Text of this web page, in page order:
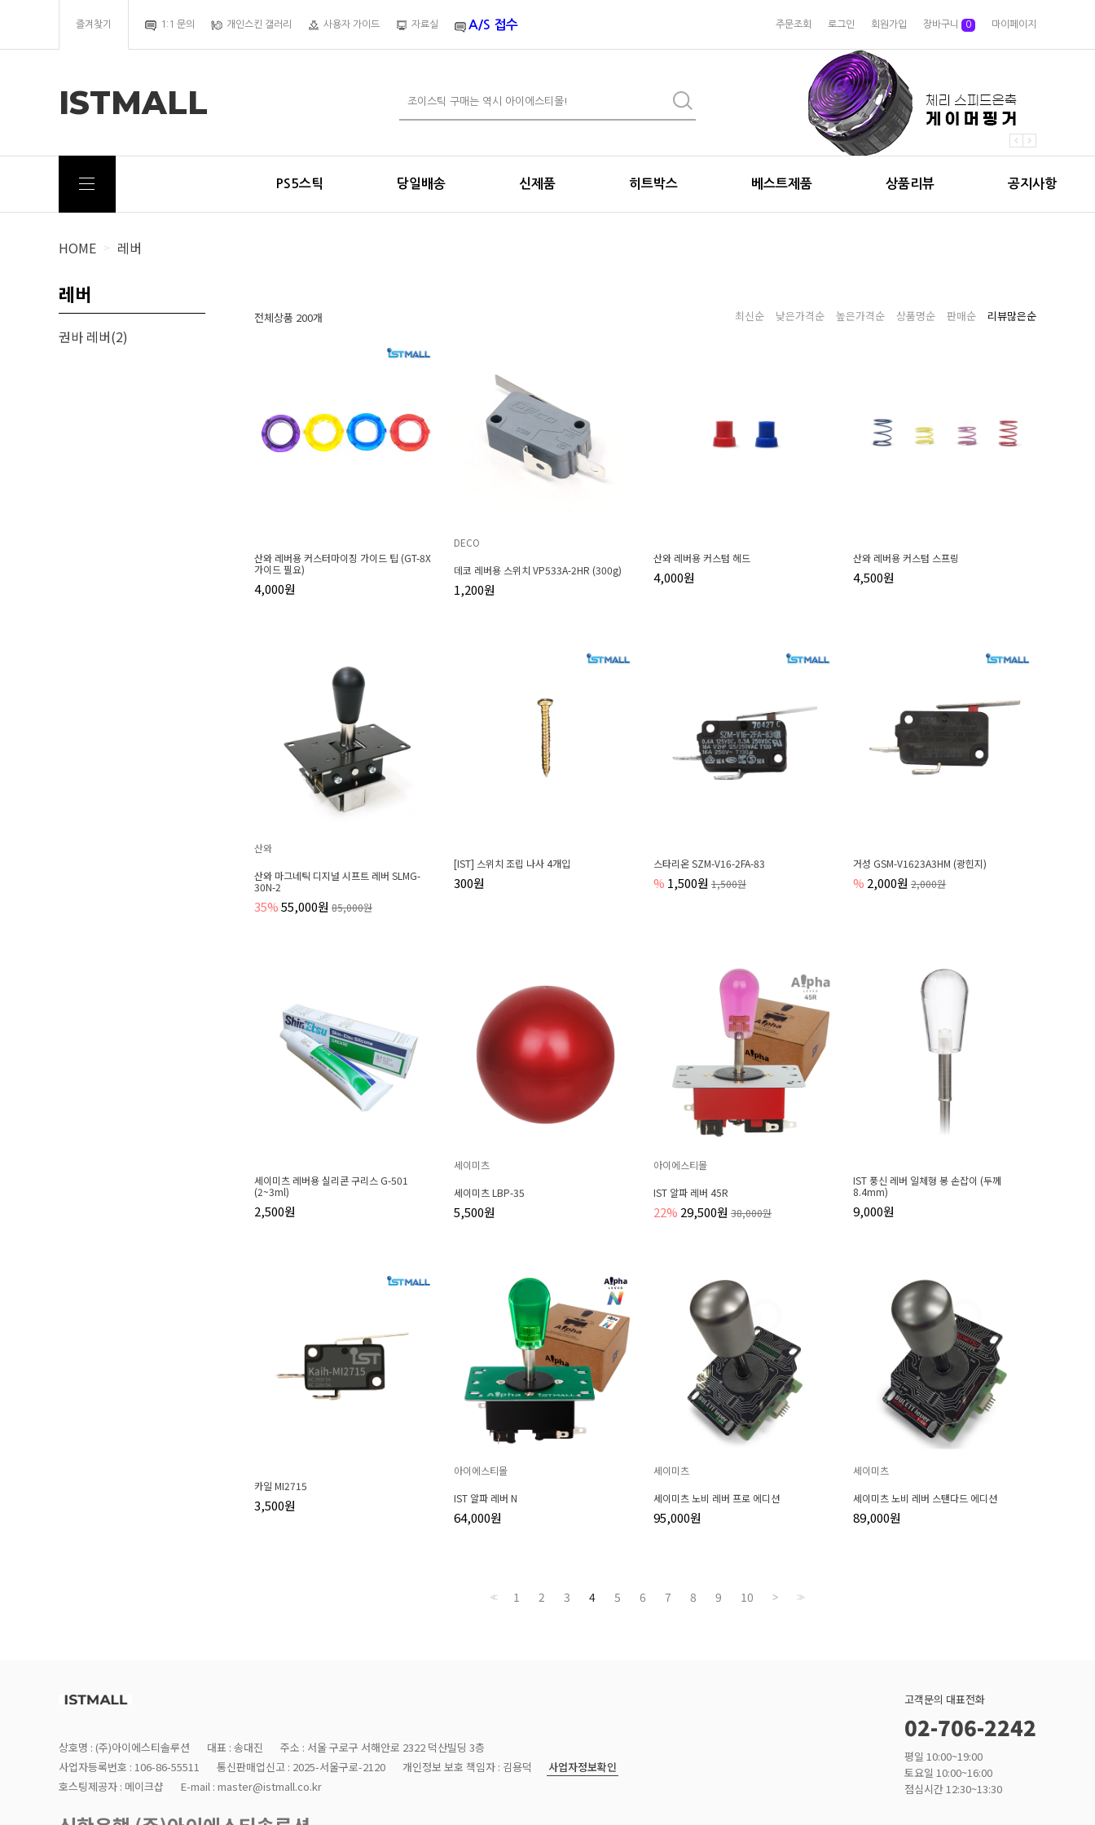
즐겨찾기 1:1 문의 개인스킨 갤러리 사용자 가이드 자료실 A/S 접수 주문조회 로그인 회원가입 장바구니 0 마이페이지
ISTMALL
PS5스틱 당일배송 신제품 히트박스 베스트제품 상품리뷰 공지사항
HOME > 레버
레버
권바 레버(2)
전체상품 200개 최신순 낮은가격순 높은가격순 상품명순 판매순 리뷰많은순
산와 레버용 커스터마이징 가이드 팁 (GT-8X
가이드 필요)
4,000원
DECO
데코 레버용 스위치 VP533A-2HR (300g)
1,200원
산와 레버용 커스텀 헤드
4,000원
산와 레버용 커스텀 스프링
4,500원
산와
산와 마그네틱 디지널 시프트 레버 SLMG-
30N-2
35%55,000원 85,000원
[IST] 스위치 조립 나사 4개입
300원
스타리온 SZM-V16-2FA-83
% 1,500원 1,500원
거성 GSM-V1623A3HM (광힌지)
% 2,000원 2,000원
세이미츠 레버용 실리콘 구리스 G-501
(2~3ml)
2,500원
세이미츠
세이미츠 LBP-35
5,500원
아이에스티몰
IST 알파 레버 45R
22% 29,500원 38,000원
IST 풍신 레버 일체형 봉 손잡이 (두께
8.4mm)
9,000원
카일 MI2715
3,500원
아이에스티몰
IST 알파 레버 N
64,000원
세이미츠
세이미츠 노비 레버 프로 에디션
95,000원
세이미츠
세이미츠 노비 레버 스탠다드 에디션
89,000원
<< 1 2 3 4 5 6 7 8 9 10 > >>
상호명 : (주)아이에스티솔루션 대표 : 송대진
주소 : 서울 구로구 서해안로 2322 덕산빌딩 3층
사업자등록번호 : 106-86-55511
통신판매업신고 : 2025-서울구로-2120 개인정보 보호 책임자 : 김용덕
사업자정보확인
호스팅제공자 : 메이크샵
E-mail : master@istmall.co.kr
고객문의 대표전화
02-706-2242
평일 10:00~19:00
토요일 10:00~16:00
점심시간 12:30~13:30